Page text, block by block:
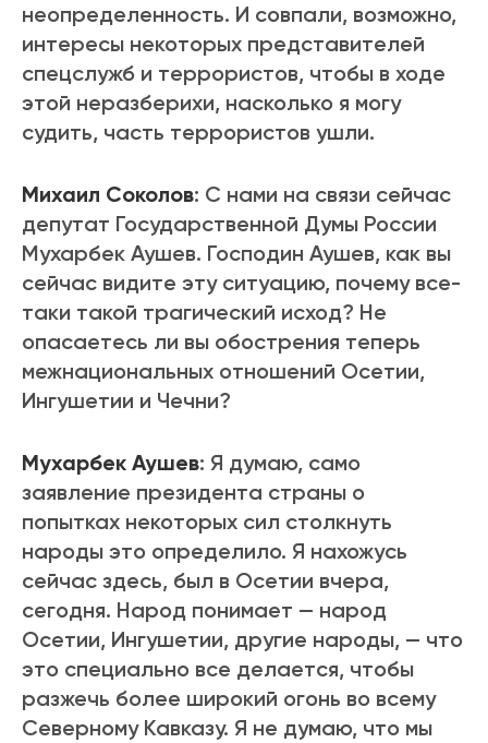
неопределенность. И совпали, возможно,
интересы некоторых представителей
спецслужб и террористов, чтобы в ходе
этой неразберихи, насколько я могу
судить, часть террористов ушли.
Михаил Соколов: С нами на связи сейчас
депутат Государственной Думы России
Мухарбек Аушев. Господин Аушев, как вы
сейчас видите эту ситуацию, почему все-
таки такой трагический исход? Не
опасаетесь ли вы обострения теперь
межнациональных отношений Осетии,
Ингушетии и Чечни?
Мухарбек Аушев: Я думаю, само
заявление президента страны о
попытках некоторых сил столкнуть
народы это определило. Я нахожусь
сейчас здесь, был в Осетии вчера,
сегодня. Народ понимает — народ
Осетии, Ингушетии, другие народы, — что
это специально все делается, чтобы
разжечь более широкий огонь во всему
Северному Кавказу. Я не думаю, что мы